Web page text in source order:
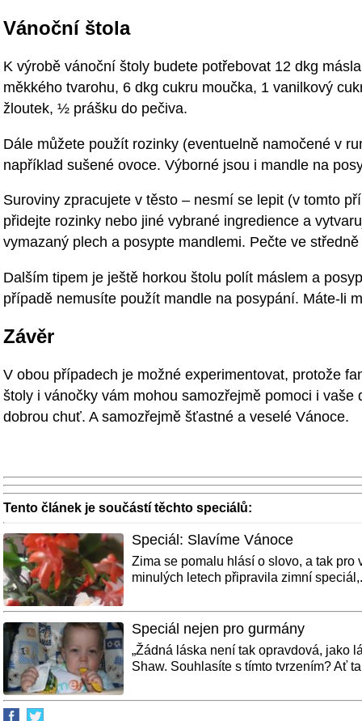
Vánoční štola
K výrobě vánoční štoly budete potřebovat 12 dkg
měkkého tvarohu, 6 dkg cukru moučka, 1 vanilkový
žloutek, ½ prášku do pečiva.
Dále můžete použít rozinky (eventuelně namočené v
například sušené ovoce. Výborné jsou i mandle na
Suroviny zpracujete v těsto – nesmí se lepit (v tomto
přidejte rozinky nebo jiné vybrané ingredience a
vymazaný plech a posypte mandlemi. Pečte ve
Dalším tipem je ještě horkou štolu polít máslem a
případě nemusíte použít mandle na posypání. Máte-li
Závěr
V obou případech je možné experimentovat, protože
štoly i vánočky vám mohou samozřejmě pomoci i
dobrou chuť. A samozřejmě šťastné a veselé Vánoce.
Tento článek je součástí těchto speciálů:
Speciál: Slavíme Vánoce
Zima se pomalu hlásí o slovo, a tak
minulých letech připravila zimní
Speciál nejen pro gurmány
„Žádná láska není tak opravdová, jako
Shaw. Souhlasíte s tímto tvrzením? Ať